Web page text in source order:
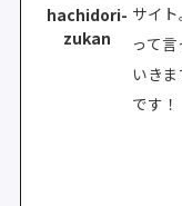
hachidori-
zukan
サイ
って
いき
です！